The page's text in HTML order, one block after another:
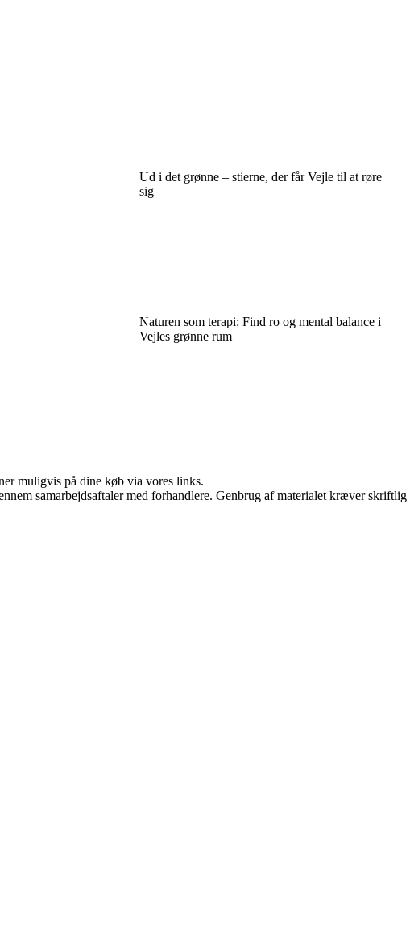
Ud i det grønne – stierne, der får Vejle til at røre
sig
Naturen som terapi: Find ro og mental balance i
Vejles grønne rum
muligvis på dine køb via vores links.
samarbejdsaftaler med forhandlere. Genbrug af materialet kræver skriftlig